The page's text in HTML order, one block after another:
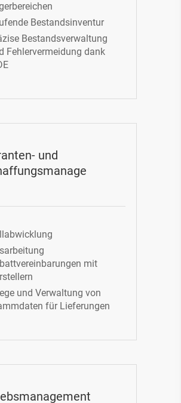
Bestandsinventur
Bestandsverwaltung
Fehlervermeidung dank
und
mit
und Verwaltung von
für Lieferungen